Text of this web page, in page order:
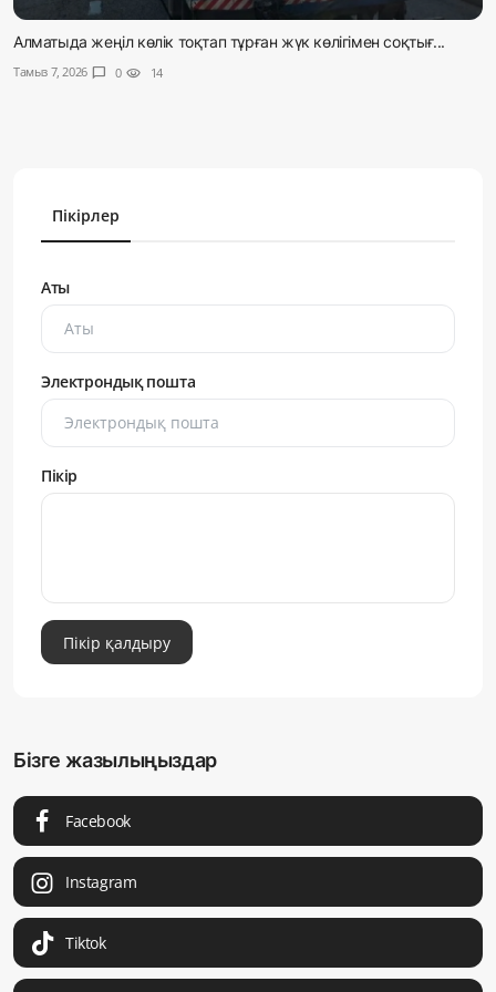
Алматыда жеңіл көлік тоқтап тұрған жүк көлігімен соқтығ...
Тамыз 7, 2026 chat_bubble 0 visibility 14
Пікірлер
Аты
Электрондық пошта
Пікір
Пікір қалдыру
Бізге жазылыңыздар
Facebook
Instagram
Tiktok